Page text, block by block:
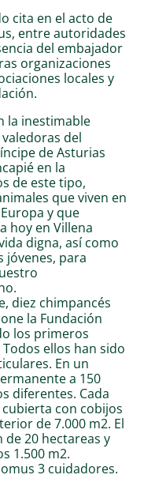
cita en el acto de
entre autoridades
del embajador
organizaciones
locales y
la inestimable
del
de Asturias
en la
de este tipo,
que viven en
y que
hoy en Villena
digna, así como
jóvenes, para
diez chimpancés
la Fundación
los primeros
ellos han sido
En un
a 150
diferentes. Cada
con cobijos
de 7.000 m2. El
20 hectareas y
1.500 m2.
3 cuidadores.